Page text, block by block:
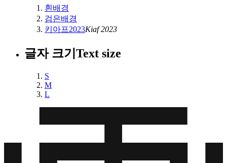
흰배경
검은배경
키아프2023Kiaf 2023
글자 크기 Text size
S
M
L